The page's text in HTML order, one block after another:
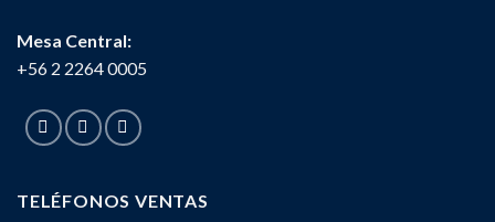
Mesa Central:
+56 2 2264 0005
TELÉFONOS VENTAS